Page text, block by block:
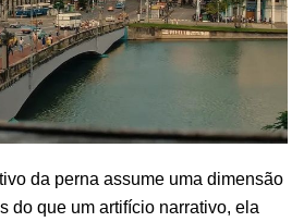
da perna assume uma dimensão
do que um artifício narrativo, ela